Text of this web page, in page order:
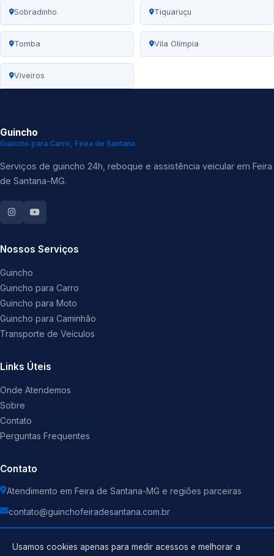
Sobradinho Tiquaruçu
Tomba Vila Olímpia
Viveiros
Guincho
Guincho para Carro, Feira de Santana
Serviços de guincho 24h, reboque e assistência veicular em Feira
de Santana-MG.
Nossos Serviços
Guincho
Guincho para Carro
Guincho para Moto
Guincho para Caminhão
Transporte de Veículos
Links Úteis
Onde Atendemos
Sobre
Contato
Perguntas Frequentes
Contato
Atendimento em Feira de Santana-MG e regiões parceiras
contato@guinchofeiradesantana.com.br
Usamos cookies apenas para medir acessos e melhorar a